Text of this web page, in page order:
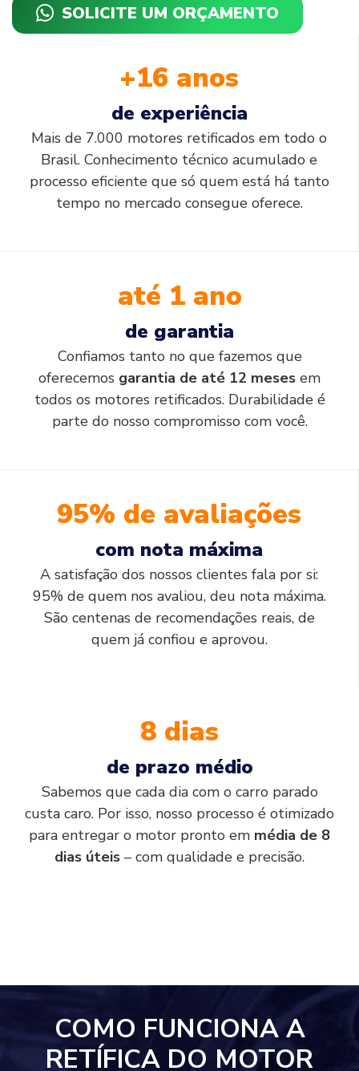
SOLICITE UM ORÇAMENTO
+16 anos
de experiência
Mais de 7.000 motores retificados em todo o
Brasil. Conhecimento técnico acumulado e
processo eficiente que só quem está há tanto
tempo no mercado consegue oferece.
até 1 ano
de garantia
Confiamos tanto no que fazemos que
oferecemos garantia de até 12 meses em
todos os motores retificados. Durabilidade é
parte do nosso compromisso com você.
95% de avaliações
com nota máxima
A satisfação dos nossos clientes fala por si:
95% de quem nos avaliou, deu nota máxima.
São centenas de recomendações reais, de
quem já confiou e aprovou.
8 dias
de prazo médio
Sabemos que cada dia com o carro parado
custa caro. Por isso, nosso processo é otimizado
para entregar o motor pronto em média de 8
dias úteis – com qualidade e precisão.
COMO FUNCIONA A
RETÍFICA DO MOTOR